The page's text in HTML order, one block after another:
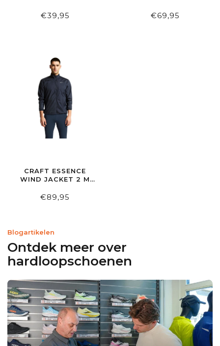
€39,95 €69,95
CRAFT ESSENCE
WIND JACKET 2 M
€89,95
Blogartikelen
Ontdek meer over
hardloopschoenen